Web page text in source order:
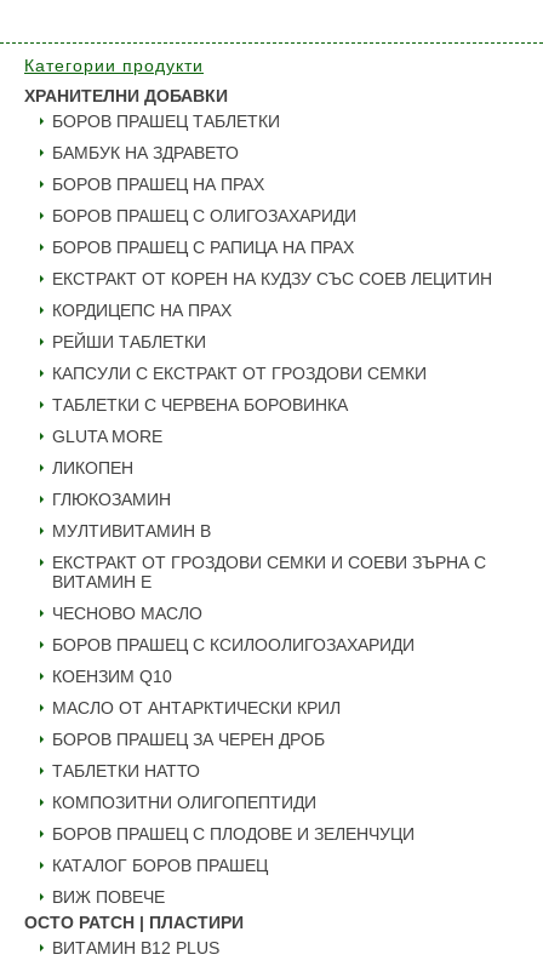
Категории продукти
ХРАНИТЕЛНИ ДОБАВКИ
БОРОВ ПРАШЕЦ ТАБЛЕТКИ
БАМБУК НА ЗДРАВЕТО
БОРОВ ПРАШЕЦ НА ПРАХ
БОРОВ ПРАШЕЦ С ОЛИГОЗАХАРИДИ
БОРОВ ПРАШЕЦ С РАПИЦА НА ПРАХ
ЕКСТРАКТ ОТ КОРЕН НА КУДЗУ СЪС СОЕВ ЛЕЦИТИН
КОРДИЦЕПС НА ПРАХ
РЕЙШИ ТАБЛЕТКИ
КАПСУЛИ С ЕКСТРАКТ ОТ ГРОЗДОВИ СЕМКИ
ТАБЛЕТКИ С ЧЕРВЕНА БОРОВИНКА
GLUTA MORE
ЛИКОПЕН
ГЛЮКОЗАМИН
МУЛТИВИТАМИН B
ЕКСТРАКТ ОТ ГРОЗДОВИ СЕМКИ И СОЕВИ ЗЪРНА С
ВИТАМИН Е
ЧЕСНОВО МАСЛО
БОРОВ ПРАШЕЦ С КСИЛООЛИГОЗАХАРИДИ
КОЕНЗИМ Q10
МАСЛО ОТ АНТАРКТИЧЕСКИ КРИЛ
БОРОВ ПРАШЕЦ ЗА ЧЕРЕН ДРОБ
ТАБЛЕТКИ НАТТО
КОМПОЗИТНИ ОЛИГОПЕПТИДИ
БОРОВ ПРАШЕЦ С ПЛОДОВЕ И ЗЕЛЕНЧУЦИ
КАТАЛОГ БОРОВ ПРАШЕЦ
ВИЖ ПОВЕЧЕ
OCTO PATCH | ПЛАСТИРИ
ВИТАМИН B12 PLUS